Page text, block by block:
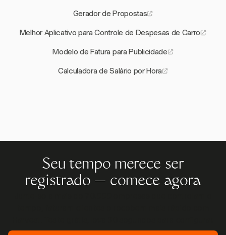
Gerador de Propostas
Melhor Aplicativo para Controle de Despesas de Carro
Modelo de Fatura para Publicidade
Calculadora de Salário por Hora
Seu tempo merece ser
registrado — comece agora